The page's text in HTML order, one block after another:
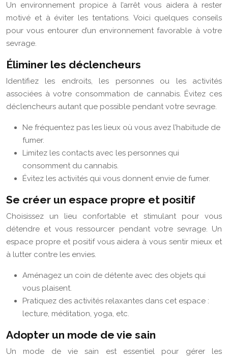
Un environnement propice à l’arrêt vous aidera à rester
motivé et à éviter les tentations. Voici quelques conseils
pour vous entourer d’un environnement favorable à votre
sevrage.
Éliminer les déclencheurs
Identifiez les endroits, les personnes ou les activités
associées à votre consommation de cannabis. Évitez ces
déclencheurs autant que possible pendant votre sevrage.
Ne fréquentez pas les lieux où vous avez l’habitude de
fumer.
Limitez les contacts avec les personnes qui
consomment du cannabis.
Évitez les activités qui vous donnent envie de fumer.
Se créer un espace propre et positif
Choisissez un lieu confortable et stimulant pour vous
détendre et vous ressourcer pendant votre sevrage. Un
espace propre et positif vous aidera à vous sentir mieux et
à lutter contre les envies.
Aménagez un coin de détente avec des objets qui
vous plaisent.
Pratiquez des activités relaxantes dans cet espace :
lecture, méditation, yoga, etc.
Adopter un mode de vie sain
Un mode de vie sain est essentiel pour gérer les